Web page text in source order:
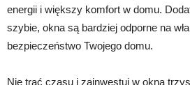
energii i większy komfort w domu.
szybie, okna są bardziej odporne na
bezpieczeństwo Twojego domu.
Nie trać czasu i zainwestuj w okna